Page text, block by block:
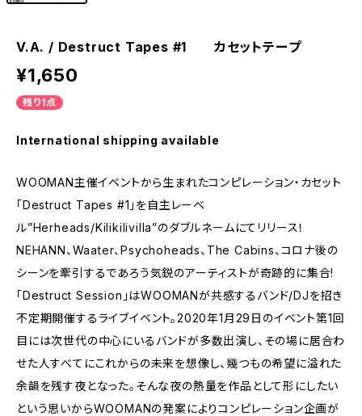
V.A. / Destruct Tapes #1 カセットテープ
¥1,650
残り1点
International shipping available
WOOMAN主催イベントから生まれたコンピレーション・カセット
「Destruct Tapes #1」を自主レーベ
ル”Herheads/Kilikilivilla”のダブルネームにてリリース！
NEHANN、Waater、Psychoheads、The Cabins、コロナ後の
シーンを牽引するであろう気鋭のアーティストが奇跡的に集合!
「Destruct Session」はWOOMANが共感するバンド/DJを招き
不定期開催するライブイベント。2020年1月29日のイベント第1回
目には次世代の中心にいるバンドが多数出演し、その場に居合わ
せた人すべてにこれからの未来を想像し、幾つもの希望に溢れた
余韻を残す夜となった。そんな夜の熱量を作品として形にしたい
という思いからWOOMANの発案によりコンピレーション企画が